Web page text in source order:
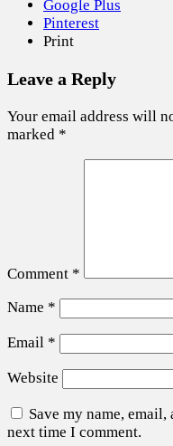
Google Plus
Pinterest
Print
Leave a Reply
Your email address will
marked *
Comment *
Name *
Email *
Website
Save my name,
next time I comment.